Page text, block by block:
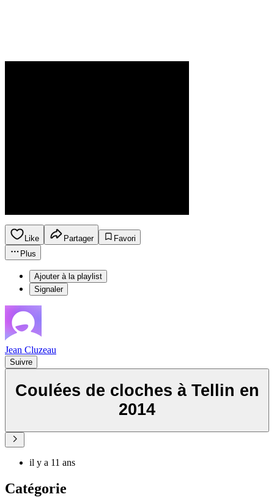
Like Partager
Favori
Plus
Ajouter à la playlist
Signaler
Jean Cluzeau
Suivre
Coulées de cloches à Tellin en
2014
il y a 11 ans
Catégorie